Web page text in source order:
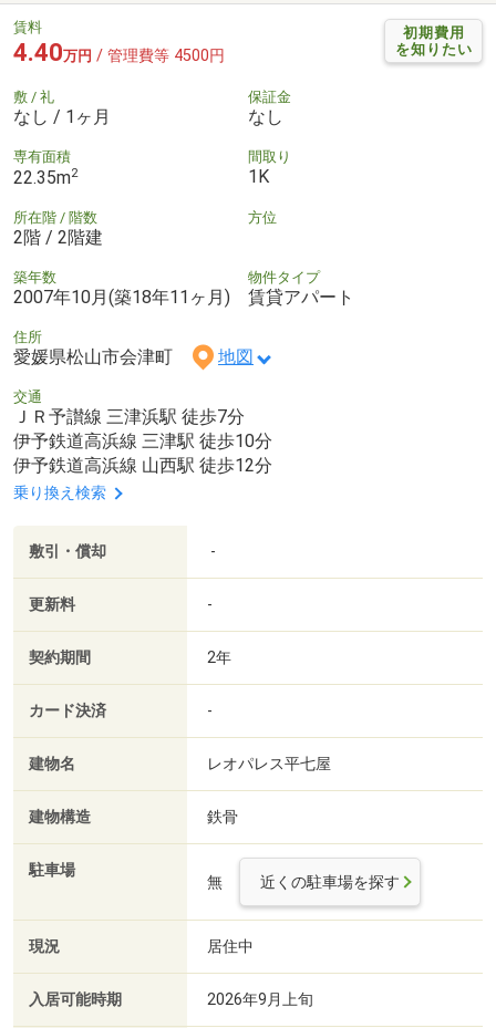
初期費用
を知りたい
賃料
4.40万円 / 管理費等 4500円
敷 / 礼
なし / 1ヶ月
保証金
なし
専有面積
22.35m2
間取り
1K
所在階 / 階数
2階 / 2階建
方位
築年数
2007年10月(築18年11ヶ月)
物件タイプ
賃貸アパート
住所
愛媛県松山市会津町 地図
交通
ＪＲ予讃線 三津浜駅 徒歩7分
伊予鉄道高浜線 三津駅 徒歩10分
伊予鉄道高浜線 山西駅 徒歩12分
乗り換え検索
敷引・償却 -
更新料 -
契約期間 2年
カード決済 -
建物名 レオパレス平七屋
建物構造 鉄骨
駐車場
無 近くの駐車場を探す
現況 居住中
入居可能時期 2026年9月上旬